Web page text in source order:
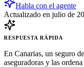
Habla con el agente
Actualizado en julio de
RESPUESTA RÁPIDA
En Canarias, un seguro
aseguradoras y las